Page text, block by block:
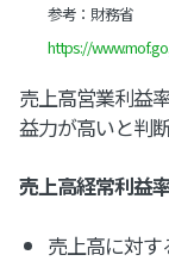
参考：財務省
https://
売上高営業利益
益力が高いと判
売上高経常利益
売上高に対